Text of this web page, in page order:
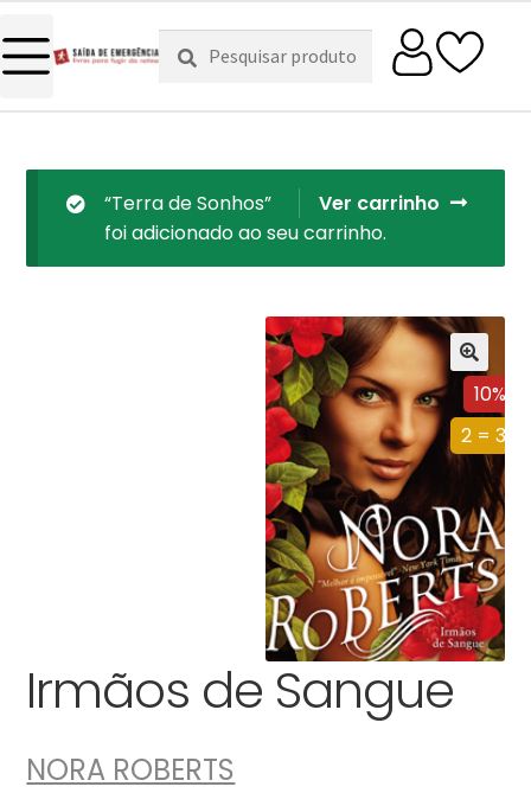
Pesquisar
por:
Pesquisa
Ver carrinho
“Terra de Sonhos”
foi adicionado ao seu carrinho.
10%
2 = 3
Irmãos de Sangue
NORA ROBERTS